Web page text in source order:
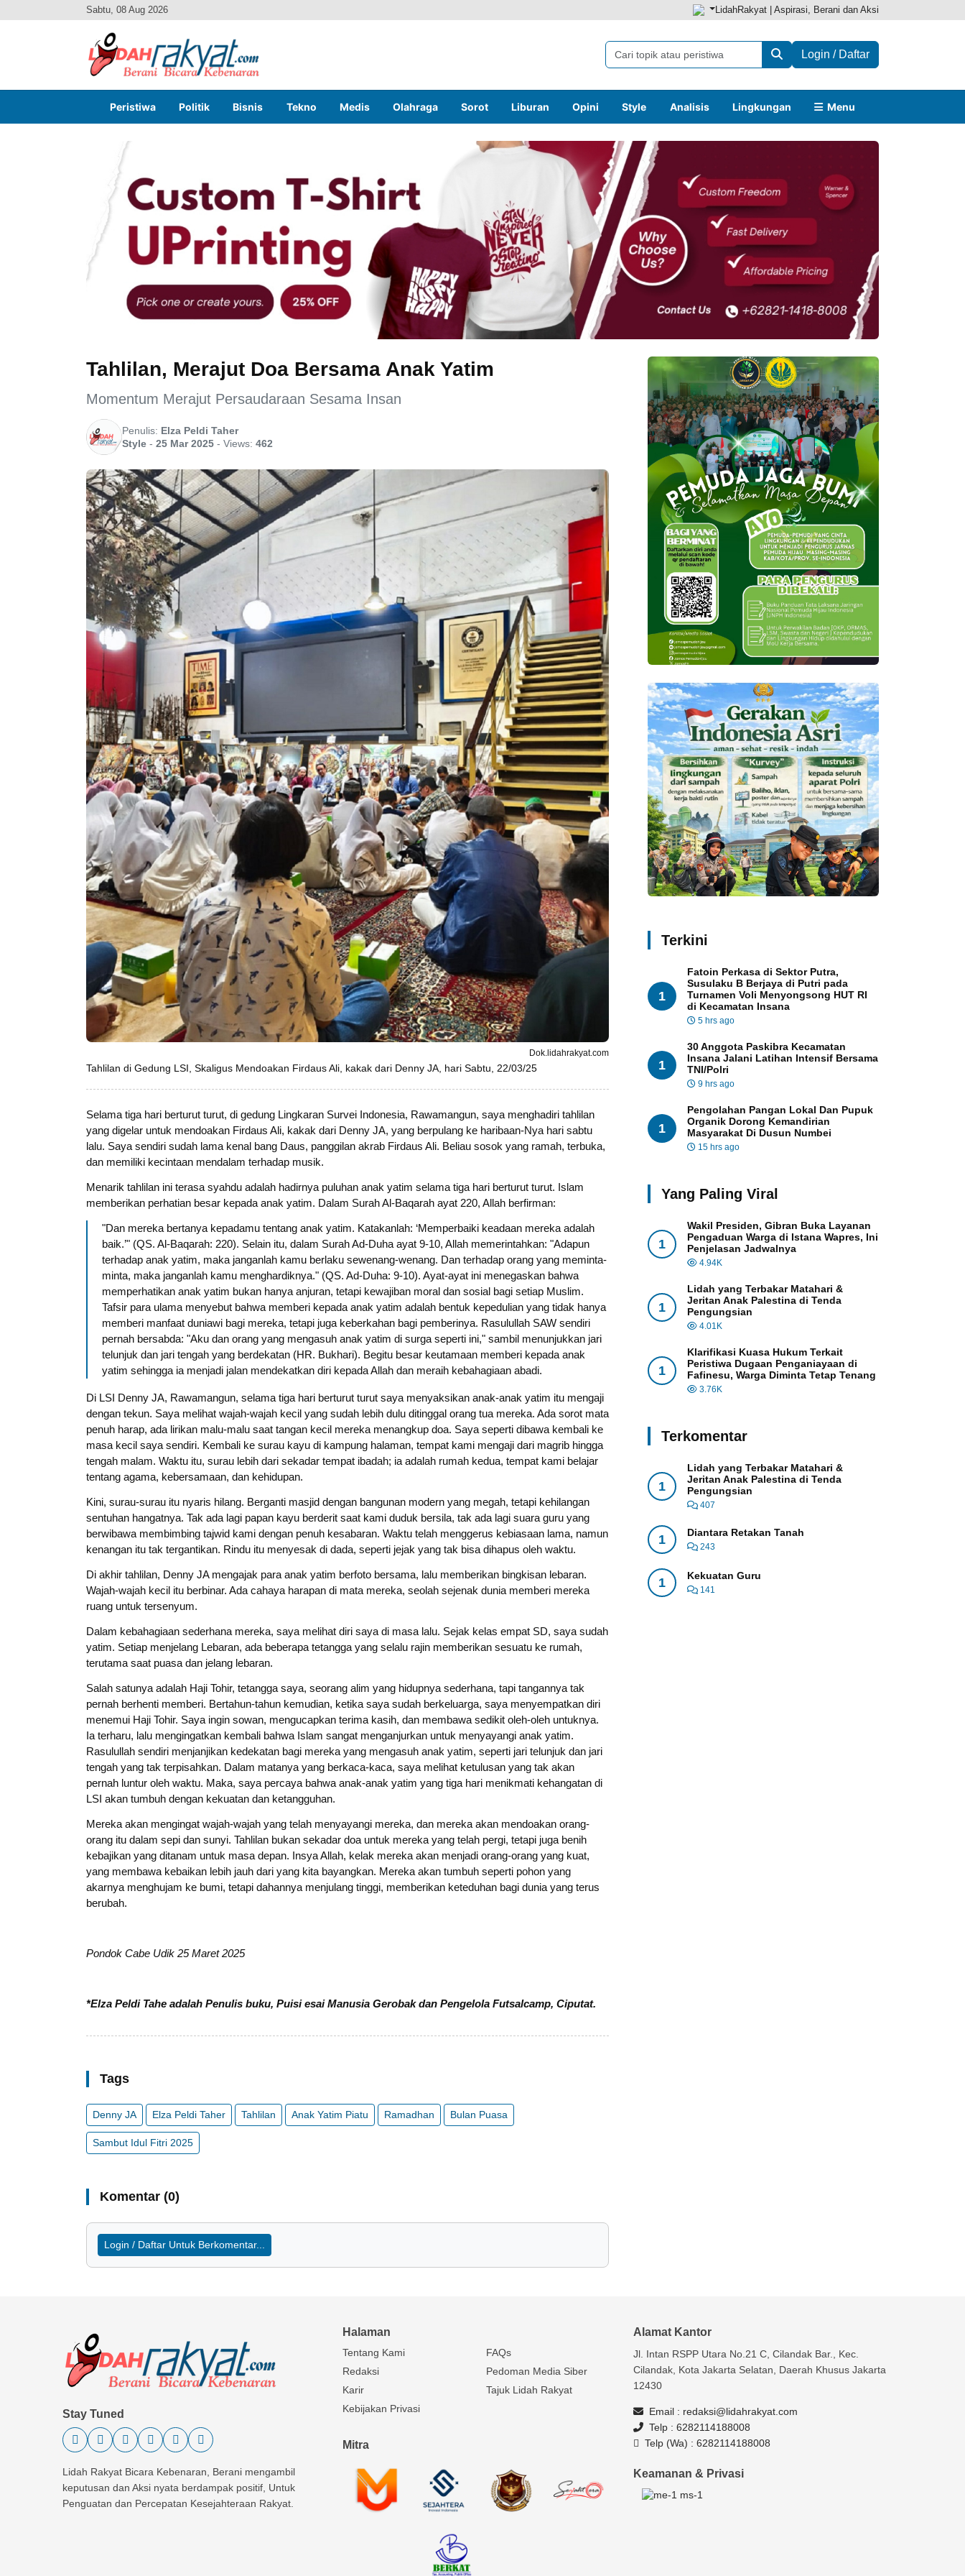
Sabtu, 08 Aug 2026 LidahRakyat | Aspirasi, Berani dan Aksi
Login / Daftar
Peristiwa Politik Bisnis Tekno Medis Olahraga Sorot Liburan Opini Style Analisis Lingkungan Menu
Tahlilan, Merajut Doa Bersama Anak Yatim
Momentum Merajut Persaudaraan Sesama Insan
Penulis: Elza Peldi Taher
Style - 25 Mar 2025 - Views: 462
Dok.lidahrakyat.com
Tahlilan di Gedung LSI, Skaligus Mendoakan Firdaus Ali, kakak dari Denny JA, hari Sabtu, 22/03/25
Selama tiga hari berturut turut, di gedung Lingkaran Survei Indonesia, Rawamangun, saya menghadiri tahlilan
yang digelar untuk mendoakan Firdaus Ali, kakak dari Denny JA, yang berpulang ke haribaan-Nya hari sabtu
lalu. Saya sendiri sudah lama kenal bang Daus, panggilan akrab Firdaus Ali. Beliau sosok yang ramah, terbuka,
dan memiliki kecintaan mendalam terhadap musik.
Menarik tahlilan ini terasa syahdu adalah hadirnya puluhan anak yatim selama tiga hari berturut turut. Islam
memberikan perhatian besar kepada anak yatim. Dalam Surah Al-Baqarah ayat 220, Allah berfirman:
"Dan mereka bertanya kepadamu tentang anak yatim. Katakanlah: ‘Memperbaiki keadaan mereka adalah
baik.’" (QS. Al-Baqarah: 220). Selain itu, dalam Surah Ad-Duha ayat 9-10, Allah memerintahkan: "Adapun
terhadap anak yatim, maka janganlah kamu berlaku sewenang-wenang. Dan terhadap orang yang meminta-
minta, maka janganlah kamu menghardiknya." (QS. Ad-Duha: 9-10). Ayat-ayat ini menegaskan bahwa
memperhatikan anak yatim bukan hanya anjuran, tetapi kewajiban moral dan sosial bagi setiap Muslim.
Tafsir para ulama menyebut bahwa memberi kepada anak yatim adalah bentuk kepedulian yang tidak hanya
memberi manfaat duniawi bagi mereka, tetapi juga keberkahan bagi pemberinya. Rasulullah SAW sendiri
pernah bersabda: "Aku dan orang yang mengasuh anak yatim di surga seperti ini," sambil menunjukkan jari
telunjuk dan jari tengah yang berdekatan (HR. Bukhari). Begitu besar keutamaan memberi kepada anak
yatim sehingga ia menjadi jalan mendekatkan diri kepada Allah dan meraih kebahagiaan abadi.
Di LSI Denny JA, Rawamangun, selama tiga hari berturut turut saya menyaksikan anak-anak yatim itu mengaji
dengan tekun. Saya melihat wajah-wajah kecil yang sudah lebih dulu ditinggal orang tua mereka. Ada sorot mata
penuh harap, ada lirikan malu-malu saat tangan kecil mereka menangkup doa. Saya seperti dibawa kembali ke
masa kecil saya sendiri. Kembali ke surau kayu di kampung halaman, tempat kami mengaji dari magrib hingga
tengah malam. Waktu itu, surau lebih dari sekadar tempat ibadah; ia adalah rumah kedua, tempat kami belajar
tentang agama, kebersamaan, dan kehidupan.
Kini, surau-surau itu nyaris hilang. Berganti masjid dengan bangunan modern yang megah, tetapi kehilangan
sentuhan hangatnya. Tak ada lagi papan kayu berderit saat kami duduk bersila, tak ada lagi suara guru yang
berwibawa membimbing tajwid kami dengan penuh kesabaran. Waktu telah menggerus kebiasaan lama, namun
kenangan itu tak tergantikan. Rindu itu menyesak di dada, seperti jejak yang tak bisa dihapus oleh waktu.
Di akhir tahlilan, Denny JA mengajak para anak yatim berfoto bersama, lalu memberikan bingkisan lebaran.
Wajah-wajah kecil itu berbinar. Ada cahaya harapan di mata mereka, seolah sejenak dunia memberi mereka
ruang untuk tersenyum.
Dalam kebahagiaan sederhana mereka, saya melihat diri saya di masa lalu. Sejak kelas empat SD, saya sudah
yatim. Setiap menjelang Lebaran, ada beberapa tetangga yang selalu rajin memberikan sesuatu ke rumah,
terutama saat puasa dan jelang lebaran.
Salah satunya adalah Haji Tohir, tetangga saya, seorang alim yang hidupnya sederhana, tapi tangannya tak
pernah berhenti memberi. Bertahun-tahun kemudian, ketika saya sudah berkeluarga, saya menyempatkan diri
menemui Haji Tohir. Saya ingin sowan, mengucapkan terima kasih, dan membawa sedikit oleh-oleh untuknya.
Ia terharu, lalu mengingatkan kembali bahwa Islam sangat menganjurkan untuk menyayangi anak yatim.
Rasulullah sendiri menjanjikan kedekatan bagi mereka yang mengasuh anak yatim, seperti jari telunjuk dan jari
tengah yang tak terpisahkan. Dalam matanya yang berkaca-kaca, saya melihat ketulusan yang tak akan
pernah luntur oleh waktu. Maka, saya percaya bahwa anak-anak yatim yang tiga hari menikmati kehangatan di
LSI akan tumbuh dengan kekuatan dan ketangguhan.
Mereka akan mengingat wajah-wajah yang telah menyayangi mereka, dan mereka akan mendoakan orang-
orang itu dalam sepi dan sunyi. Tahlilan bukan sekadar doa untuk mereka yang telah pergi, tetapi juga benih
kebajikan yang ditanam untuk masa depan. Insya Allah, kelak mereka akan menjadi orang-orang yang kuat,
yang membawa kebaikan lebih jauh dari yang kita bayangkan. Mereka akan tumbuh seperti pohon yang
akarnya menghujam ke bumi, tetapi dahannya menjulang tinggi, memberikan keteduhan bagi dunia yang terus
berubah.
Pondok Cabe Udik 25 Maret 2025
*Elza Peldi Tahe adalah Penulis buku, Puisi esai Manusia Gerobak dan Pengelola Futsalcamp, Ciputat.
Tags
Denny JA Elza Peldi Taher Tahlilan Anak Yatim Piatu Ramadhan Bulan Puasa
Sambut Idul Fitri 2025
Komentar (0)
Login / Daftar Untuk Berkomentar...
Terkini
1
Fatoin Perkasa di Sektor Putra,
Susulaku B Berjaya di Putri pada
Turnamen Voli Menyongsong HUT RI
di Kecamatan Insana
5 hrs ago
1
30 Anggota Paskibra Kecamatan
Insana Jalani Latihan Intensif Bersama
TNI/Polri
9 hrs ago
1
Pengolahan Pangan Lokal Dan Pupuk
Organik Dorong Kemandirian
Masyarakat Di Dusun Numbei
15 hrs ago
Yang Paling Viral
1
Wakil Presiden, Gibran Buka Layanan
Pengaduan Warga di Istana Wapres, Ini
Penjelasan Jadwalnya
4.94K
1
Lidah yang Terbakar Matahari &
Jeritan Anak Palestina di Tenda
Pengungsian
4.01K
1
Klarifikasi Kuasa Hukum Terkait
Peristiwa Dugaan Penganiayaan di
Fafinesu, Warga Diminta Tetap Tenang
3.76K
Terkomentar
1
Lidah yang Terbakar Matahari &
Jeritan Anak Palestina di Tenda
Pengungsian
407
1 Diantara Retakan Tanah
243
1 Kekuatan Guru
141
Stay Tuned
Lidah Rakyat Bicara Kebenaran, Berani mengambil
keputusan dan Aksi nyata berdampak positif, Untuk
Penguatan dan Percepatan Kesejahteraan Rakyat.
Halaman
Tentang Kami
Redaksi
Karir
Kebijakan Privasi
FAQs
Pedoman Media Siber
Tajuk Lidah Rakyat
Mitra
Alamat Kantor
Jl. Intan RSPP Utara No.21 C, Cilandak Bar., Kec.
Cilandak, Kota Jakarta Selatan, Daerah Khusus Jakarta
12430
Email : redaksi@lidahrakyat.com
Telp : 6282114188008
Telp (Wa) : 6282114188008
Keamanan & Privasi